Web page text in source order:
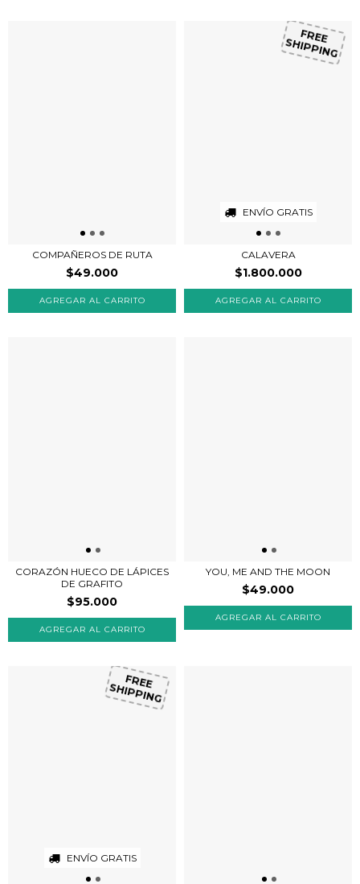
COMPAÑEROS DE RUTA
$49.000
ENVÍO GRATIS
FREE
SHIPPING
CALAVERA
$1.800.000
CORAZÓN HUECO DE LÁPICES
DE GRAFITO
$95.000
YOU, ME AND THE MOON
$49.000
ENVÍO GRATIS
FREE
SHIPPING